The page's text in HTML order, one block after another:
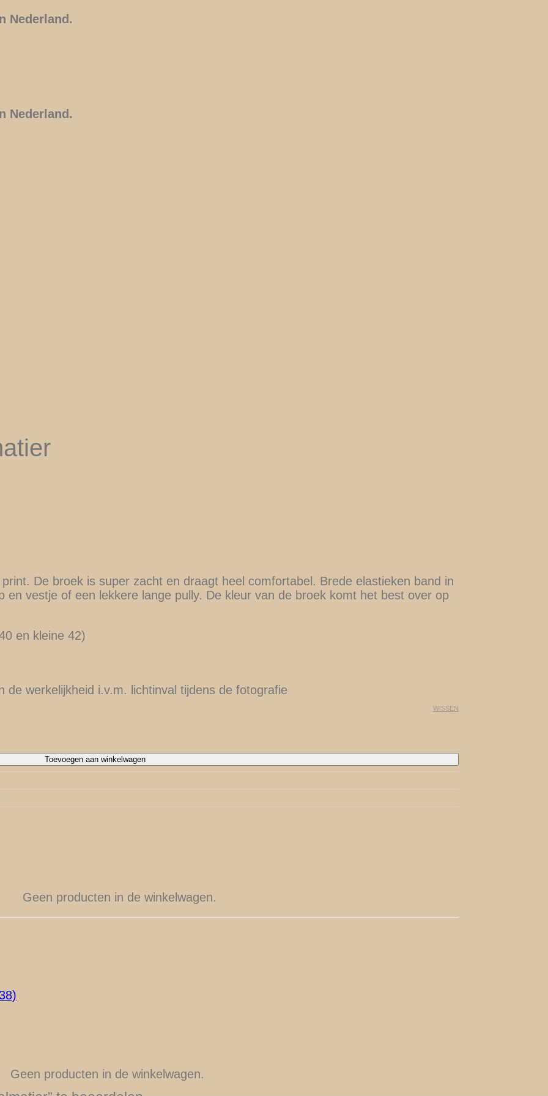
Nederland.
Nederland.
Geen producten in de winkelwagen.
Geen producten in de winkelwagen.
De broek is super zacht en draagt heel comfortabel. Brede elastieken band in
en vestje of een lekkere lange pully. De kleur van de broek komt het best over op
en kleine 42)
werkelijkheid i.v.m. lichtinval tijdens de fotografie
WISSEN
Toevoegen aan winkelwagen